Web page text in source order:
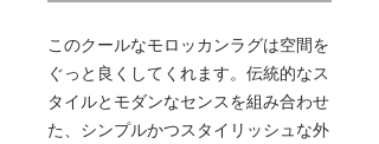
このクールなモロッカンラグは空間を
ぐっと良くしてくれます。伝統的なス
タイルとモダンなセンスを組み合わせ
た、シンプルかつスタイリッシュな外